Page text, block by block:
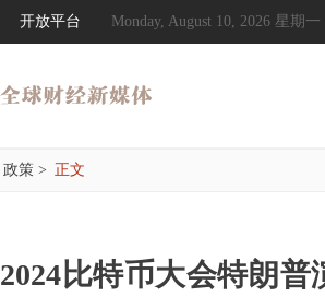
开放平台 Monday, August 10, 2026 星期一
政策 > 正文
2024比特币大会特朗